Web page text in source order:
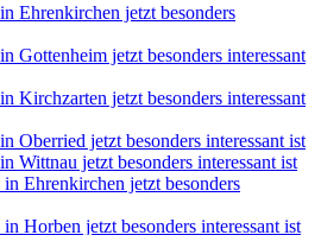
Ehrenkirchen jetzt besonders
Gottenheim jetzt besonders interessant
Kirchzarten jetzt besonders interessant
Oberried jetzt besonders interessant ist
Wittnau jetzt besonders interessant ist
Ehrenkirchen jetzt besonders
Horben jetzt besonders interessant ist